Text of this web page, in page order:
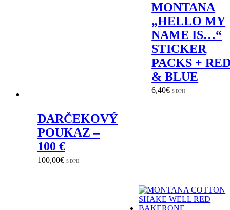
DARČEKOVÝ
POUKAZ –
100 €
100,00€ S DPH
MONTANA
„HELLO MY
NAME IS…“
STICKER
PACKS +
& BLUE
6,40€ S DPH